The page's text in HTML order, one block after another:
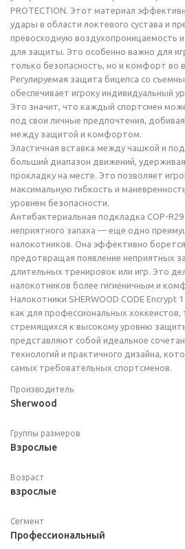
PROTECTION. Этот материал
удары в области локтевого сустава и
превосходную воздухопроницаемость
для защиты. Это особенно важно для
только безопасность, но и комфорт во
Регулируемая защита бицепса со
обеспечивает игроку индивидуальный
Это значит, что каждый спортсмен
под свои личные предпочтения,
между защитой и комфортом.
Эластичная вставка между чашкой и
больший диапазон движений,
прокладку на месте. Это позволяет
максимальную гибкость и
уровнем безопасности.
Антибактериальная подкладка COP-
неприятного запаха — еще одно
налокотников. Она эффективно
предотвращая появление неприятных
длительных тренировок или игр. Это
налокотников более гигиеничным и
Налокотники SHERWOOD CODE Encrypt
как для профессиональных хоккеистов,
стремящихся к высокому уровню
представляют собой идеальное
технологий и практичного дизайна,
самых требовательных спортсменов.
Производитель
Sherwood
Группы размеров
Взрослые
Возраст
взрослые
Сегмент
Профессиональный